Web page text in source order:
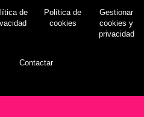
de
Política de
cookies
Gestionar
cookies y
privacidad
Contactar